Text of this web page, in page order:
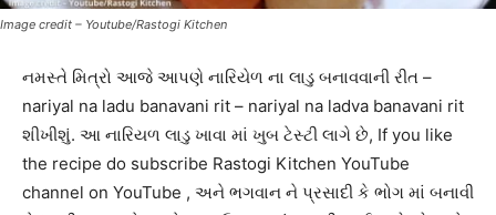
Image credit – Youtube/Rastogi Kitchen
નમસ્તે મિત્રો આજે આપણે નારિયેળ ના લાડુ બનાવવાની રીત –
nariyal na ladu banavani rit – nariyal na ladva banavani rit
શીખીશું. આ નારિયળ લાડુ ખાવા માં ખુબ ટેસ્ટી લાગે છે, If you like
the recipe do subscribe Rastogi Kitchen YouTube
channel on YouTube , અને ભગવાન ને પ્રસાદી કે ભોગ માં બનાવી